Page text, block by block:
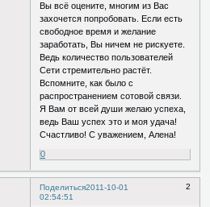
Вы всё оцените, многим из Вас
захочется попробовать. Если есть
свободное время и желание
заработать, Вы ничем не рискуете.
Ведь количество пользователей
Сети стремительно растёт.
Вспомните, как было с
распространением сотовой связи.
Я Вам от всей души желаю успеха,
ведь Ваш успех это и моя удача!
Счастливо! С уважением, Алена!
0
Поделиться 2
2011-10-01
02:54:51